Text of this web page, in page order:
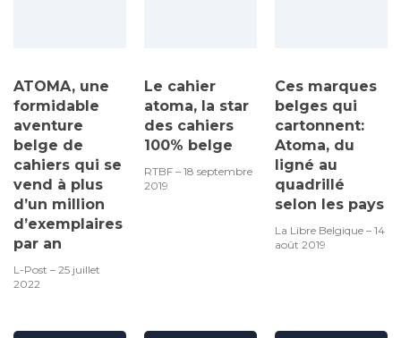
ATOMA, une
formidable
aventure
belge de
cahiers qui se
vend à plus
d’un million
d’exemplaires
par an
L-Post – 25 juillet
2022
Le cahier
atoma, la star
des cahiers
100% belge
RTBF – 18 septembre
2019
Ces marques
belges qui
cartonnent:
Atoma, du
ligné au
quadrillé
selon les pays
La Libre Belgique – 14
août 2019